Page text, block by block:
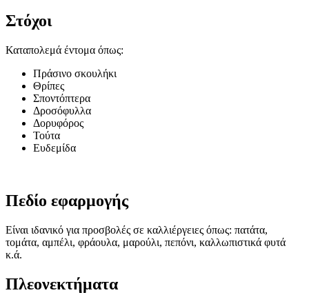
Στόχοι
Καταπολεμά έντομα όπως:
Πράσινο σκουλήκι
Θρίπες
Σποντόπτερα
Δροσόφυλλα
Δορυφόρος
Τούτα
Ευδεμίδα
Πεδίο εφαρμογής
Είναι ιδανικό για προσβολές σε καλλιέργειες όπως: πατάτα,
τομάτα, αμπέλι, φράουλα, μαρούλι, πεπόνι, καλλωπιστικά φυτά
κ.ά.
Πλεονεκτήματα